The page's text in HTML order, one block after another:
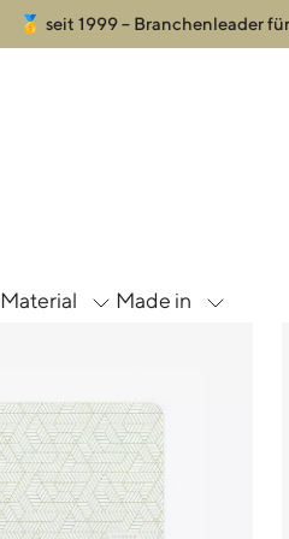
🥇 seit 1999 – Branchenleader
Material Made in